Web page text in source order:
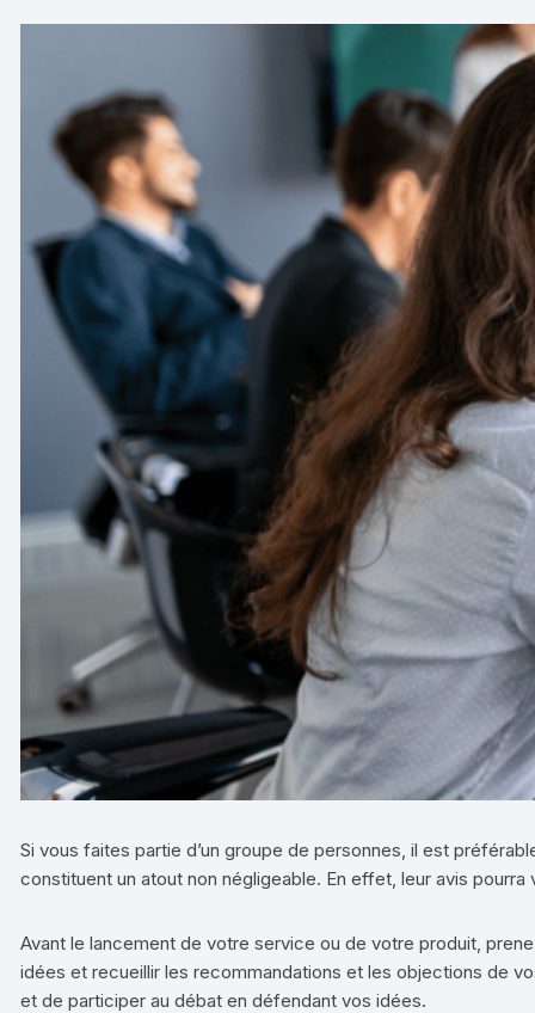
Si vous faites partie d’un groupe de personnes, il est
constituent un atout non négligeable. En effet, leur avis
Avant le lancement de votre service ou de votre produit,
idées et recueillir les recommandations et les objections de
et de participer au débat en défendant vos idées.